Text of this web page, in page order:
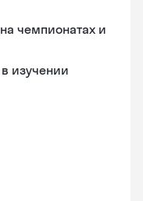
чемпионатах и
изучении